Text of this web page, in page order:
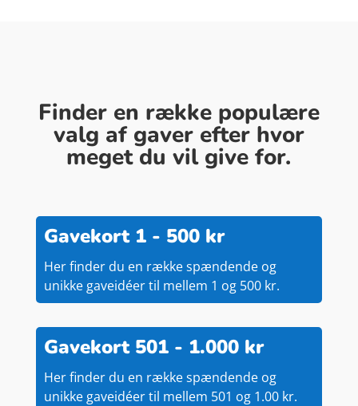
Finder en række populære
valg af gaver efter hvor
meget du vil give for.
Gavekort 1 - 500 kr
Her finder du en række spændende og
unikke gaveidéer til mellem 1 og 500 kr.
Gavekort 501 - 1.000 kr
Her finder du en række spændende og
unikke gaveidéer til mellem 501 og 1.00 kr.